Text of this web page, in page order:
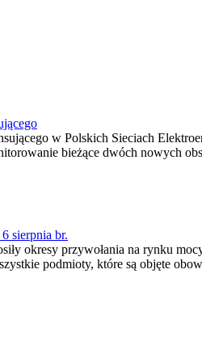
w Polskich Sieciach
bieżące dwóch nowych
sierpnia br.
okresy przywołania na rynku
podmioty, które są objęte